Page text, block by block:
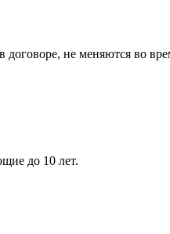
не меняются во
до 10 лет.